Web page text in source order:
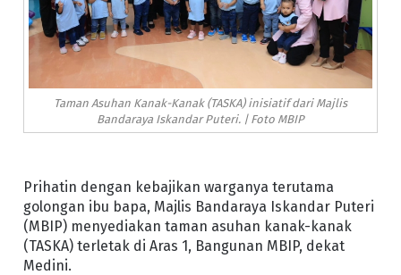
Taman Asuhan Kanak-Kanak (TASKA) inisiatif dari Majlis
Bandaraya Iskandar Puteri. | Foto MBIP
Prihatin dengan kebajikan warganya terutama
golongan ibu bapa, Majlis Bandaraya Iskandar Puteri
(MBIP) menyediakan taman asuhan kanak-kanak
(TASKA) terletak di Aras 1, Bangunan MBIP, dekat
Medini.